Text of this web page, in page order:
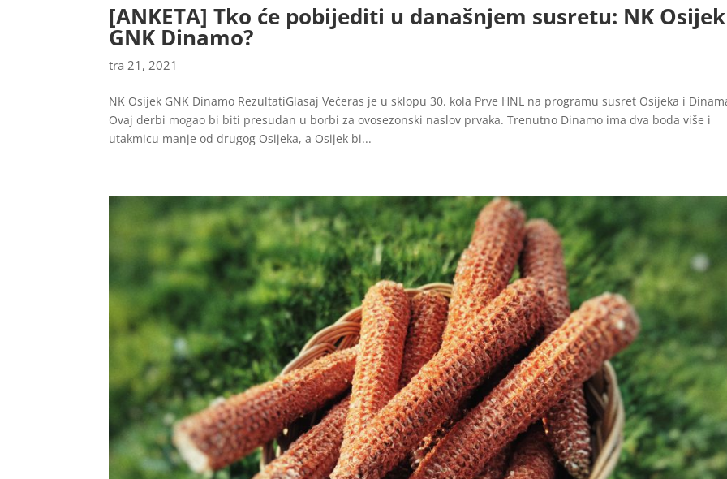
[ANKETA] Tko će pobijediti u današnjem susretu: NK
GNK Dinamo?
tra 21, 2021
NK Osijek GNK Dinamo RezultatiGlasaj Večeras je u sklopu 30. kola Prve HNL na programu susret Osijeka i
Ovaj derbi mogao bi biti presudan u borbi za ovosezonski naslov prvaka. Trenutno Dinamo ima dva boda više i
utakmicu manje od drugog Osijeka, a Osijek bi...